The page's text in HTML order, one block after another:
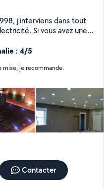
j'interviens dans tout
Si vous avez une
: 4/5
mise, je recommande.
Contacter